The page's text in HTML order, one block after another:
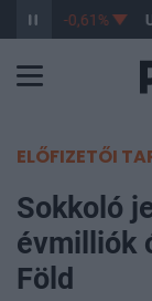
363,17 -0,61%
ELŐFIZETŐI
Sokkoló
évmilliók
Föld